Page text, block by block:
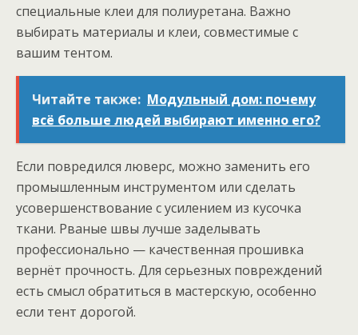
специальные клеи для полиуретана. Важно
выбирать материалы и клеи, совместимые с
вашим тентом.
Читайте также: Модульный дом: почему
всё больше людей выбирают именно его?
Если повредился люверс, можно заменить его
промышленным инструментом или сделать
усовершенствование с усилением из кусочка
ткани. Рваные швы лучше заделывать
профессионально — качественная прошивка
вернёт прочность. Для серьезных повреждений
есть смысл обратиться в мастерскую, особенно
если тент дорогой.